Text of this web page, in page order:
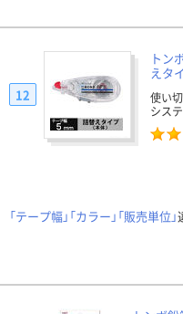
トン
えタ
使い
シス
12
「テープ幅」「カラー」「販売単位」